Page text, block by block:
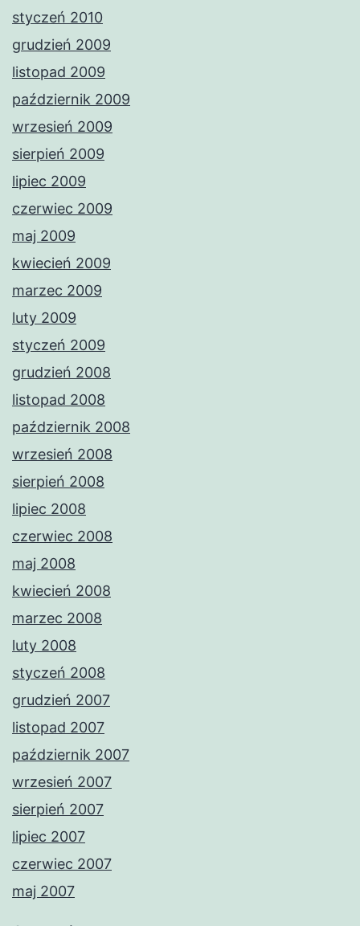
styczeń 2010
grudzień 2009
listopad 2009
październik 2009
wrzesień 2009
sierpień 2009
lipiec 2009
czerwiec 2009
maj 2009
kwiecień 2009
marzec 2009
luty 2009
styczeń 2009
grudzień 2008
listopad 2008
październik 2008
wrzesień 2008
sierpień 2008
lipiec 2008
czerwiec 2008
maj 2008
kwiecień 2008
marzec 2008
luty 2008
styczeń 2008
grudzień 2007
listopad 2007
październik 2007
wrzesień 2007
sierpień 2007
lipiec 2007
czerwiec 2007
maj 2007